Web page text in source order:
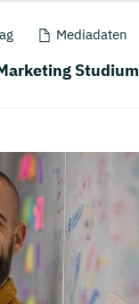
Mediadaten
Studium